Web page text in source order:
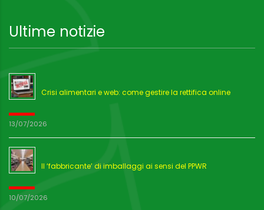
Ultime notizie
Crisi alimentari e web: come gestire la rettifica online
13/07/2026
Il ‘fabbricante’ di imballaggi ai sensi del PPWR
10/07/2026